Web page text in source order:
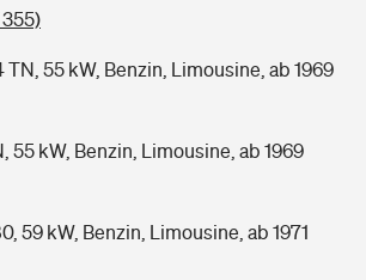
TN, 55 kW, Benzin, Limousine, ab 1969
55 kW, Benzin, Limousine, ab 1969
59 kW, Benzin, Limousine, ab 1971